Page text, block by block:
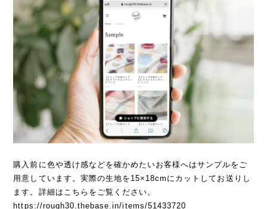
購入前に色や透け感などを確かめたいお客様へはサンプルをご
用意しています。実際の生地を15×18cmにカットしてお送りし
ます。詳細はこちらをご覧ください。
https://rough30.thebase.in/items/51433720